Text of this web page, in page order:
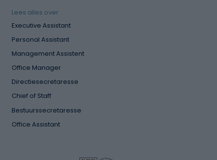
Lees alles over
Executive Assistant
Personal Assistant
Management Assistent
Office Manager
Directiesecretaresse
Chief of Staff
Bestuurssecretaresse
Office Assistant